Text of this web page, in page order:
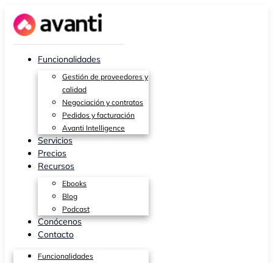
contenido
Funcionalidades
Gestión de proveedores y
calidad
Negociación y contratos
Pedidos y facturación
Avanti Intelligence
Servicios
Precios
Recursos
Ebooks
Blog
Podcast
Conócenos
Contacto
Funcionalidades